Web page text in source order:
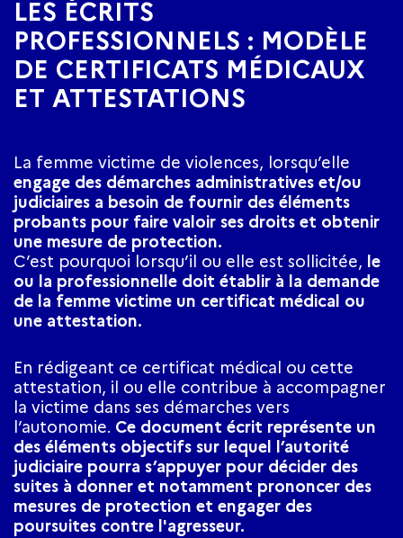
LES ÉCRITS
PROFESSIONNELS : MODÈLE
DE CERTIFICATS MÉDICAUX
ET ATTESTATIONS
La femme victime de violences, lorsqu’elle
engage des démarches administratives et/ou
judiciaires a besoin de fournir des éléments
probants pour faire valoir ses droits et obtenir
une mesure de protection.
C’est pourquoi lorsqu’il ou elle est sollicitée, le
ou la professionnelle doit établir à la demande
de la femme victime un certificat médical ou
une attestation.
En rédigeant ce certificat médical ou cette
attestation, il ou elle contribue à accompagner
la victime dans ses démarches vers
l’autonomie. Ce document écrit représente un
des éléments objectifs sur lequel l’autorité
judiciaire pourra s’appuyer pour décider des
suites à donner et notamment prononcer des
mesures de protection et engager des
poursuites contre l'agresseur.